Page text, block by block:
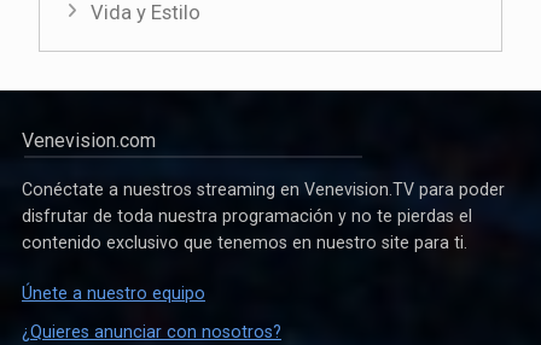
Vida y Estilo
Venevision.com
Conéctate a nuestros streaming en Venevision.TV para poder
disfrutar de toda nuestra programación y no te pierdas el
contenido exclusivo que tenemos en nuestro site para ti.
Únete a nuestro equipo
¿Quieres anunciar con nosotros?